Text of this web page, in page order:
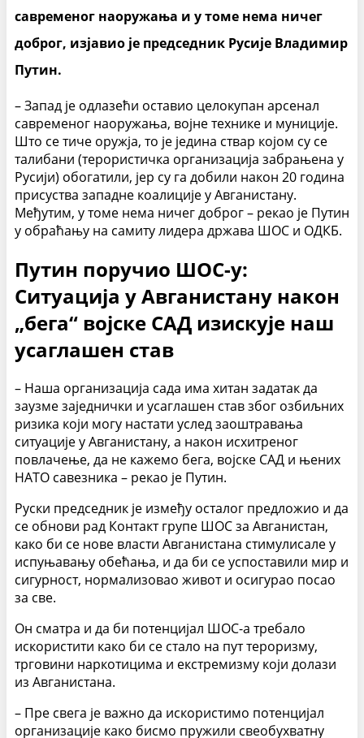
савременог наоружања и у томе нема ничег
доброг, изјавио је председник Русије Владимир
Путин.
– Запад је одлазећи оставио целокупан арсенал
савременог наоружања, војне технике и муниције.
Што се тиче оружја, то је једина ствар којом су се
талибани (терористичка организација забрањена у
Русији) обогатили, јер су га добили након 20 година
присуства западне коалиције у Авганистану.
Међутим, у томе нема ничег доброг – рекао је Путин
у обраћању на самиту лидера држава ШОС и ОДКБ.
Путин поручио ШОС-у:
Ситуација у Авганистану након
„бега“ војске САД изискује наш
усаглашен став
– Наша организација сада има хитан задатак да
заузме заједнички и усаглашен став због озбиљних
ризика који могу настати услед заоштравања
ситуације у Авганистану, а након исхитреног
повлачење, да не кажемо бега, војске САД и њених
НАТО савезника – рекао је Путин.
Руски председник је између осталог предложио и да
се обнови рад Контакт групе ШОС за Авганистан,
како би се нове власти Авганистана стимулисале у
испуњавању обећања, и да би се успоставили мир и
сигурност, нормализовао живот и осигурао посао
за све.
Он сматра и да би потенцијал ШОС-а требало
искористити како би се стало на пут тероризму,
трговини наркотицима и екстремизму који долази
из Авганистана.
– Пре свега је важно да искористимо потенцијал
организације како бисмо пружили свеобухватну